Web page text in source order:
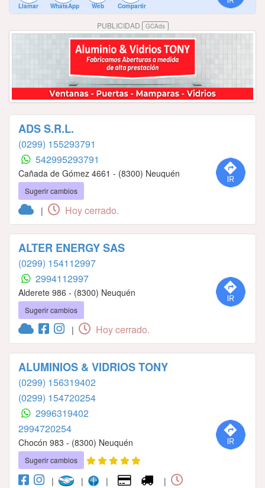
Llamar WhatsApp Web Compartir
PUBLICIDAD GCAds
ADS S.R.L.
(0299) 155293791
542995293791
Cañada de Gómez 4661 - (8300) Neuquén
Sugerir cambios
| Hoy cerrado.
ALTER ENERGY SAS
(0299) 154112997
2994112997
Alderete 986 - (8300) Neuquén
Sugerir cambios
| Hoy cerrado.
ALUMINIOS & VIDRIOS TONY
(0299) 156319402
(0299) 154720254
2996319402
2994720254
Chocón 983 - (8300) Neuquén
Sugerir cambios
| | | |